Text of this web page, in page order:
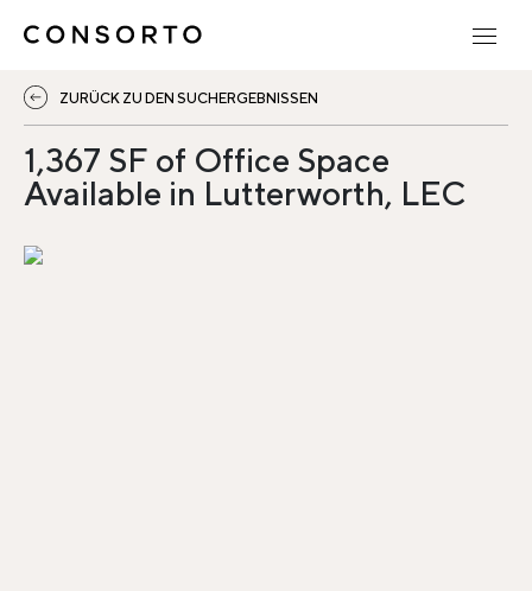
ZURÜCK ZU DEN SUCHERGEBNISSEN
1,367 SF of Office Space
Available in Lutterworth, LEC